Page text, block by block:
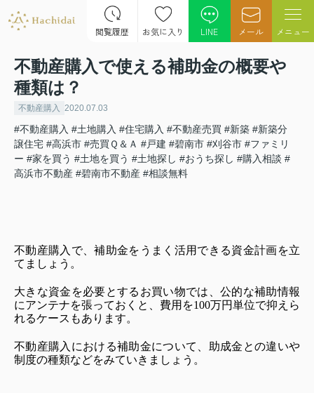
閲覧履歴 お気に入り LINE メール メニュー
不動産購入で使える補助金の概要や
種類は？
不動産購入 2020.07.03
#不動産購入 #土地購入 #住宅購入 #不動産売買 #新築 #新築分
譲住宅 #高浜市 #売買Ｑ＆Ａ #戸建 #碧南市 #刈谷市 #ファミリ
ー #家を買う #土地を買う #土地探し #おうち探し #購入相談 #
高浜市不動産 #碧南市不動産 #相談無料
不動産購入で、補助金をうまく活用できる資金計画を立
てましょう。
大きな資金を必要とするお買い物では、公的な補助情報
にアンテナを張っておくと、費用を100万円単位で抑えら
れるケースもあります。
不動産購入における補助金について、助成金との違いや
制度の種類などをみていきましょう。